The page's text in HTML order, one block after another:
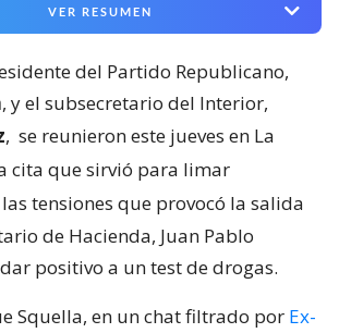
VER RESUMEN
del Partido Republicano,
, y el subsecretario del Interior,
, se reunieron este jueves en La
cita que sirvió para limar
tensiones que provocó la salida
de Hacienda, Juan Pablo
positivo a un test de drogas.
Squella, en un chat filtrado por Ex-